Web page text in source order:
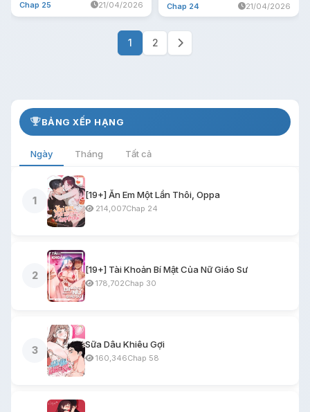
Chap 25 21/04/2026 Chap 24 21/04/2026
1 2
BẢNG XẾP HẠNG
Ngày Tháng Tất cả
1
[19+] Ăn Em Một Lần Thôi, Oppa
214,007Chap 24
2
[19+] Tài Khoản Bí Mật Của Nữ Giáo Sư
178,702Chap 30
3
Sữa Dâu Khiêu Gợi
160,346Chap 58